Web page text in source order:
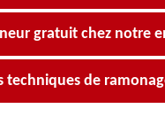
gratuit chez notre
techniques de